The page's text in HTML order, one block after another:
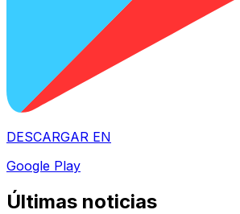
DESCARGAR EN
Google Play
Últimas noticias